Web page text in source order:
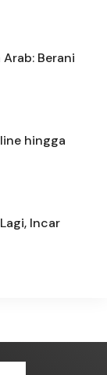
Berani
hingga
Incar